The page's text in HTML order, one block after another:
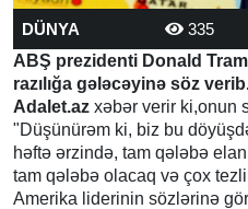
DÜNYA 335
ABŞ prezidenti Donald
razılığa gələcəyinə söz
Adalet.az xəbər verir ki,onun
"Düşünürəm ki, biz bu
həftə ərzində, tam qələbə
tam qələbə olacaq və çox
Amerika liderinin sözlərinə